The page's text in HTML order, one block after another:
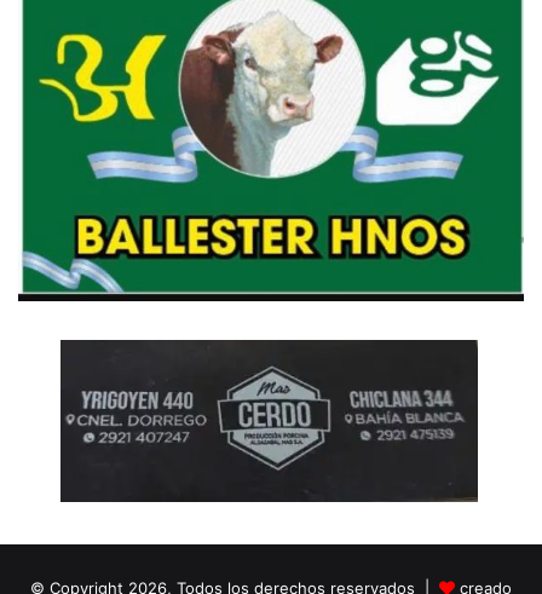
© Copyright 2026, Todos los derechos reservados | creado